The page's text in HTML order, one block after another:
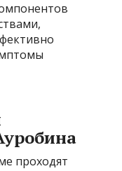
проходят